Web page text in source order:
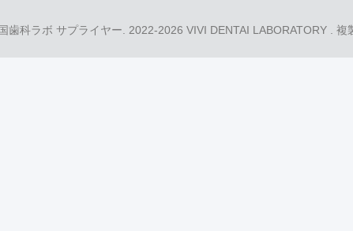
歯科ラボ サプライヤー. 2022-2026 VIVI DENTAI LABORATORY. 複